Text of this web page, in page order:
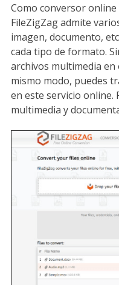
Como conversor
FileZigZag admite
imagen, documento,
cada tipo de formato.
archivos multimedia
mismo modo, puedes
en este servicio
multimedia y